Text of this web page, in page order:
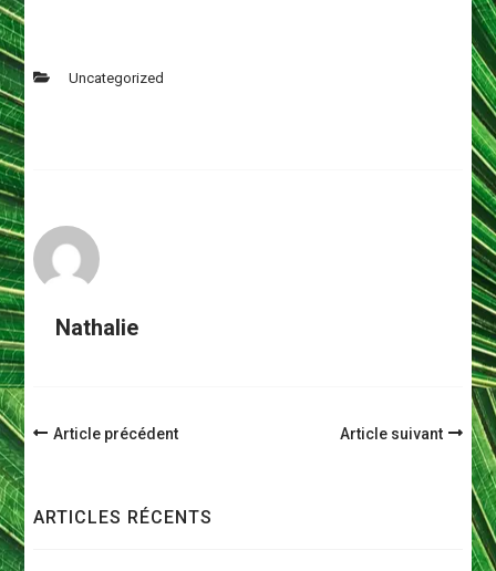
Uncategorized
Nathalie
Navigation
Article précédent Article suivant
ARTICLES RÉCENTS